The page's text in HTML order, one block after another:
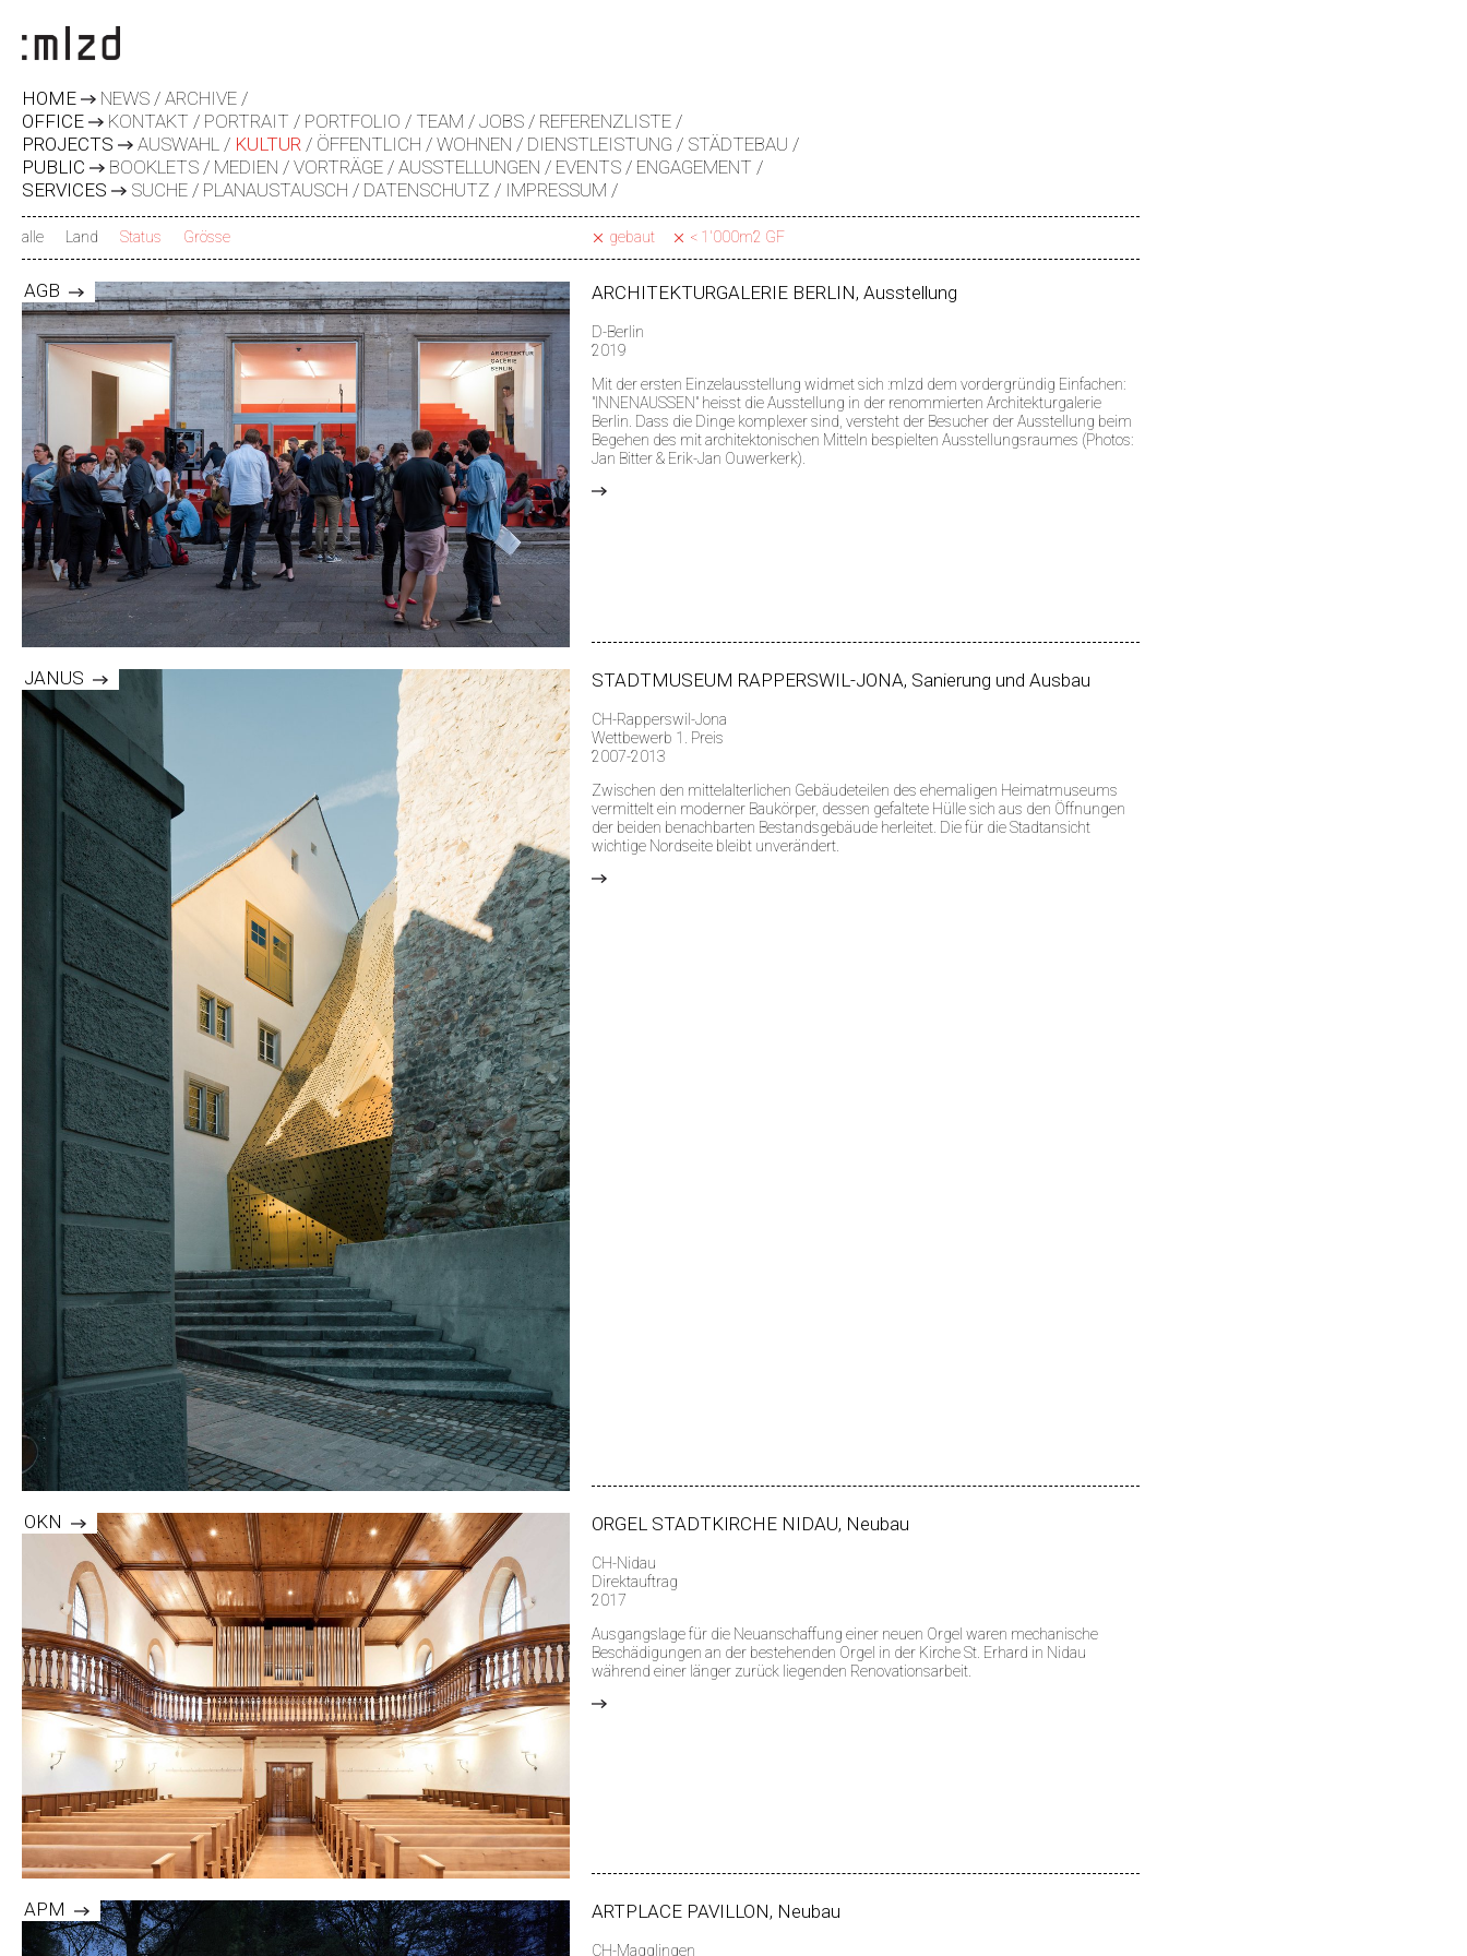
HOME NEWS
ARCHIVE
OFFICE
KONTAKT PORTRAIT PORTFOLIO TEAM JOBS
REFERENZLISTE
PROJECTS
AUSWAHL KULTUR ÖFFENTLICH WOHNEN DIENSTLEISTUNG
STÄDTEBAU
PUBLIC
BOOKLETS MEDIEN VORTRÄGE AUSSTELLUNGEN EVENTS
ENGAGEMENT
SERVICES
SUCHE PLANAUSTAUSCH DATENSCHUTZ IMPRESSUM
alle Land Status Grösse gebaut < 1'000m2 GF
AGB ARCHITEKTURGALERIE BERLIN, Ausstellung
D-Berlin
2019
Mit der ersten Einzelausstellung widmet sich :mlzd dem vordergründig Einfachen:
"INNENAUSSEN" heisst die Ausstellung in der renommierten Architekturgalerie
Berlin. Dass die Dinge komplexer sind, versteht der Besucher der Ausstellung beim
Begehen des mit architektonischen Mitteln bespielten Ausstellungsraumes (Photos:
Jan Bitter & Erik-Jan Ouwerkerk).
JANUS STADTMUSEUM RAPPERSWIL-JONA, Sanierung und Ausbau
CH-Rapperswil-Jona
Wettbewerb 1. Preis
2007-2013
Zwischen den mittelalterlichen Gebäudeteilen des ehemaligen Heimatmuseums
vermittelt ein moderner Baukörper, dessen gefaltete Hülle sich aus den Öffnungen
der beiden benachbarten Bestandsgebäude herleitet. Die für die Stadtansicht
wichtige Nordseite bleibt unverändert.
OKN ORGEL STADTKIRCHE NIDAU, Neubau
CH-Nidau
Direktauftrag
2017
Ausgangslage für die Neuanschaffung einer neuen Orgel waren mechanische
Beschädigungen an der bestehenden Orgel in der Kirche St. Erhard in Nidau
während einer länger zurück liegenden Renovationsarbeit.
APM ARTPLACE PAVILLON, Neubau
CH-Magglingen